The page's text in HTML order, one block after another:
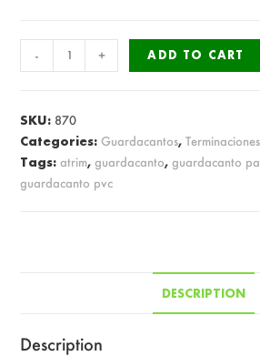
Guardacanto
Champagne
ART
216
quantity
- + ADD TO CART
SKU: 870
Categories: Guardacantos,Terminaciones
Tags:atrim,guardacanto,guardacanto
guardacanto pvc
DESCRIPTION
Description